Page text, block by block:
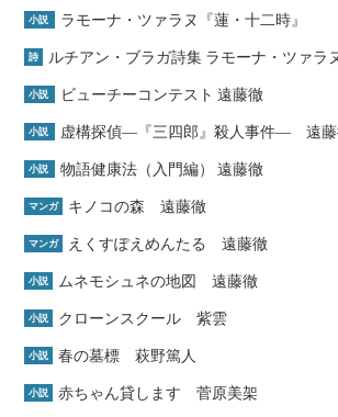
小説 ラモーナ・ツァラヌ『蓮・十二時』
詩 ルチアン・ブラガ詩集 ラモーナ・ツァラ
小説 ビューチーコンテスト 遠藤徹
小説 虚構探偵―『三四郎』殺人事件― 遠
小説 物語健康法（入門編） 遠藤徹
マンガ キノコの森 遠藤徹
マンガ えくすぽえめんたる 遠藤徹
小説 ムネモシュネの地図 遠藤徹
小説 クローンスクール 紫雲
小説 春の墓標 萩野篤人
小説 赤ちゃん貸します 菅原美架